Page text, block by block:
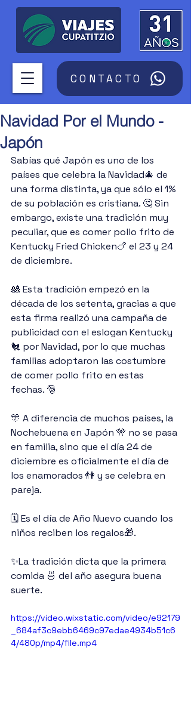
CONTACTO
Navidad Por el Mundo -
Japón
Sabías qué Japón es uno de los
países que celebra la Navidad🎄 de
una forma distinta, ya que sólo el 1%
de su población es cristiana. 🤔 Sin
embargo, existe una tradición muy
peculiar, que es comer pollo frito de
Kentucky Fried Chicken🍗 el 23 y 24
de diciembre.
🎎 Esta tradición empezó en la
década de los setenta, gracias a que
esta firma realizó una campaña de
publicidad con el eslogan Kentucky
🐔 por Navidad, por lo que muchas
familias adoptaron las costumbre
de comer pollo frito en estas
fechas. 🎅
🎊 A diferencia de muchos países, la
Nochebuena en Japón 🎌 no se pasa
en familia, sino que el día 24 de
diciembre es oficialmente el día de
los enamorados 👫 y se celebra en
pareja.
🗓️ Es el día de Año Nuevo cuando los
niños reciben los regalos🎁.
✨La tradición dicta que la primera
comida 🍜 del año asegura buena
suerte.
https://video.wixstatic.com/video/e92179
_684af3c9ebb6469c97edae4934b51c6
4/480p/mp4/file.mp4